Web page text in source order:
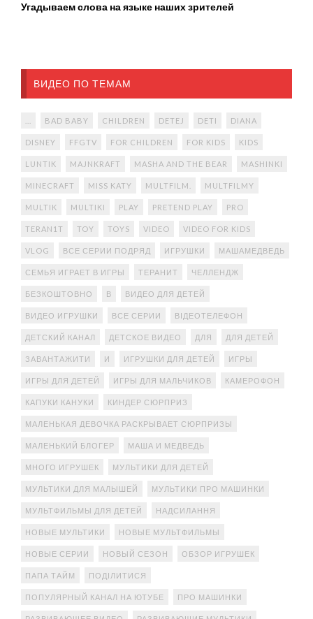
Угадываем слова на языке наших зрителей
ВИДЕО ПО ТЕМАМ
BAD BABY CHILDREN DETEJ DETI DIANA
DISNEY FFGTV FOR CHILDREN FOR KIDS KIDS
LUNTIK MAJNKRAFT MASHA AND THE BEAR MASHINKI
MINECRAFT MISS KATY MULTFILM. MULTFILMY
MULTIK MULTIKI PLAY PRETEND PLAY PRO
TERAN1T TOY TOYS VIDEO VIDEO FOR KIDS
VLOG ВСЕ СЕРИИ ПОДРЯД ИГРУШКИ МАШАМЕДВЕДЬ
СЕМЬЯ ИГРАЕТ В ИГРЫ ТЕРАНИТ ЧЕЛЛЕНДЖ
БЕЗКОШТОВНО В ВИДЕО ДЛЯ ДЕТЕЙ
ВИДЕО ИГРУШКИ ВСЕ СЕРИИ ВІДЕОТЕЛЕФОН
ДЕТСКИЙ КАНАЛ ДЕТСКОЕ ВИДЕО ДЛЯ ДЛЯ ДЕТЕЙ
ЗАВАНТАЖИТИ И ИГРУШКИ ДЛЯ ДЕТЕЙ ИГРЫ
ИГРЫ ДЛЯ ДЕТЕЙ ИГРЫ ДЛЯ МАЛЬЧИКОВ КАМЕРОФОН
КАПУКИ КАНУКИ КИНДЕР СЮРПРИЗ
МАЛЕНЬКАЯ ДЕВОЧКА РАСКРЫВАЕТ СЮРПРИЗЫ
МАЛЕНЬКИЙ БЛОГЕР МАША И МЕДВЕДЬ
МНОГО ИГРУШЕК МУЛЬТИКИ ДЛЯ ДЕТЕЙ
МУЛЬТИКИ ДЛЯ МАЛЫШЕЙ МУЛЬТИКИ ПРО МАШИНКИ
МУЛЬТФИЛЬМЫ ДЛЯ ДЕТЕЙ НАДСИЛАННЯ
НОВЫЕ МУЛЬТИКИ НОВЫЕ МУЛЬТФИЛЬМЫ
НОВЫЕ СЕРИИ НОВЫЙ СЕЗОН ОБЗОР ИГРУШЕК
ПАПА ТАЙМ ПОДІЛИТИСЯ
ПОПУЛЯРНЫЙ КАНАЛ НА ЮТУБЕ ПРО МАШИНКИ